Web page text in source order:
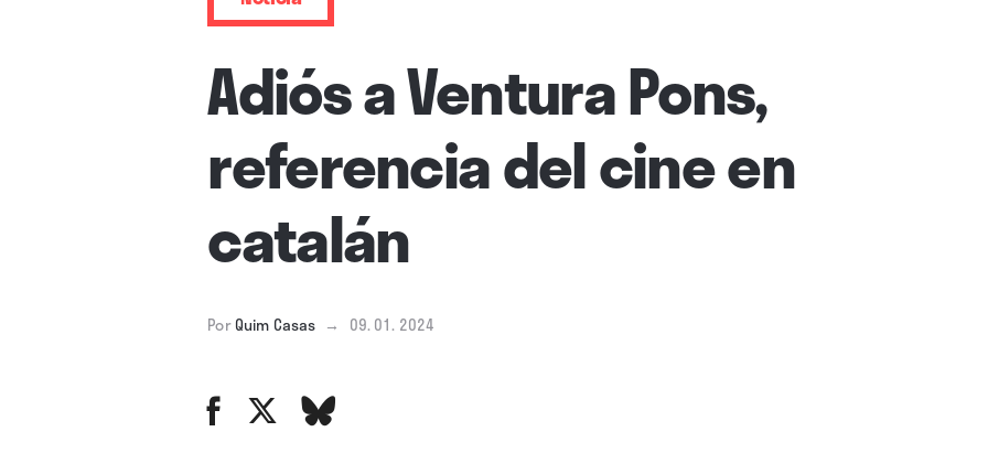
Adiós a Ventura Pons,
referencia del cine en
catalán
Por Quim Casas → 09. 01. 2024